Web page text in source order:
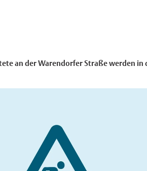
an der Warendorfer Straße werden in